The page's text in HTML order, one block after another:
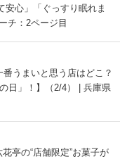
心」「ぐっすり眠れま
チ：2ページ目
うまいと思う店はどこ？
日」！】（2/4） | 兵庫県
亭の“店舗限定”お菓子が